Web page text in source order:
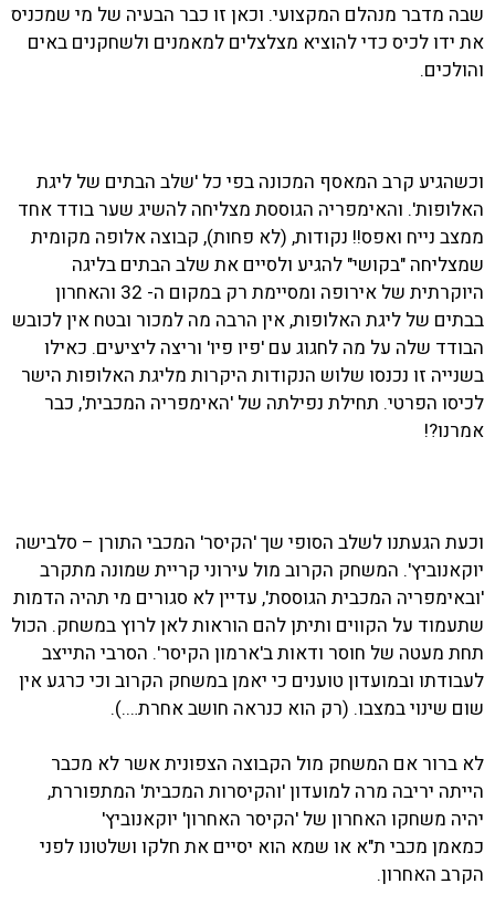
שבה מדבר מנהלם המקצועי. וכאן זו כבר הבעיה של מי שמכניס
את ידו לכיס כדי להוציא מצלצלים למאמנים ולשחקנים באים
והולכים.
וכשהגיע קרב המאסף המכונה בפי כל 'שלב הבתים של ליגת
האלופות'. והאימפריה הגוססת מצליחה להשיג שער בודד אחד
ממצב נייח ואפס!! נקודות, (לא פחות), קבוצה אלופה מקומית
שמצליחה "בקושי" להגיע ולסיים את שלב הבתים בליגה
היוקרתית של אירופה ומסיימת רק במקום ה- 32 והאחרון
בבתים של ליגת האלופות, אין הרבה מה למכור ובטח אין לכובש
הבודד שלה על מה לחגוג עם 'פיו פיו' וריצה ליציעים. כאילו
בשנייה זו נכנסו שלוש הנקודות היקרות מליגת האלופות הישר
לכיסו הפרטי. תחילת נפילתה של 'האימפריה המכבית', כבר
אמרנו?!
וכעת הגעתנו לשלב הסופי שך 'הקיסר' המכבי התורן – סלבישה
יוקאנוביץ'. המשחק הקרוב מול עירוני קריית שמונה מתקרב
'ובאימפריה המכבית הגוססת', עדיין לא סגורים מי תהיה הדמות
שתעמוד על הקווים ותיתן להם הוראות לאן לרוץ במשחק. הכול
תחת מעטה של חוסר ודאות ב'ארמון הקיסר'. הסרבי התייצב
לעבודתו ובמועדון טוענים כי יאמן במשחק הקרוב וכי כרגע אין
שום שינוי במצבו. (רק הוא כנראה חושב אחרת….).
לא ברור אם המשחק מול הקבוצה הצפונית אשר לא מכבר
הייתה יריבה מרה למועדון 'והקיסרות המכבית' המתפוררת,
יהיה משחקו האחרון של 'הקיסר האחרון' יוקאנוביץ'
כמאמן מכבי ת"א או שמא הוא יסיים את חלקו ושלטונו לפני
הקרב האחרון.